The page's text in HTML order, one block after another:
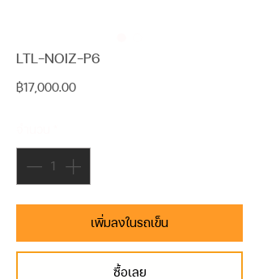
LTL-NOIZ-P6
฿17,000.00ราคา
เพิ่มลงในรถเข็น
ซื้อเลย